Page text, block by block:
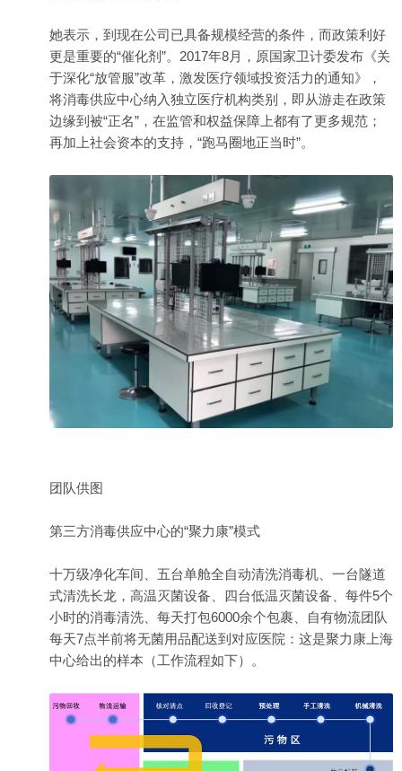
她表示，到现在公司已具备规模经营的条件，而政策利好
更是重要的“催化剂”。2017年8月，原国家卫计委发布《关
于深化“放管服”改革，激发医疗领域投资活力的通知》，
将消毒供应中心纳入独立医疗机构类别，即从游走在政策
边缘到被“正名”，在监管和权益保障上都有了更多规范；
再加上社会资本的支持，“跑马圈地正当时”。
团队供图
第三方消毒供应中心的“聚力康”模式
十万级净化车间、五台单舱全自动清洗消毒机、一台隧道
式清洗长龙，高温灭菌设备、四台低温灭菌设备、每件5个
小时的消毒清洗、每天打包6000余个包裹、自有物流团队
每天7点半前将无菌用品配送到对应医院：这是聚力康上海
中心给出的样本（工作流程如下）。